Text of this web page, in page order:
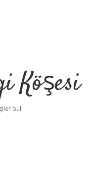
Köşesi
bul!